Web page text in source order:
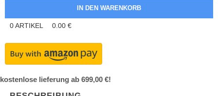
0ARTIKEL 0.00 €
kostenlose lieferung ab 699,00 €!